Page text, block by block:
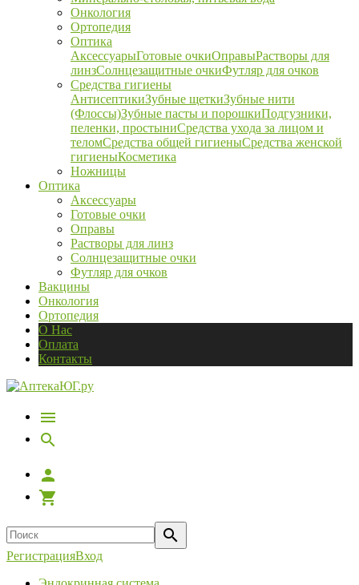
Онкология
Ортопедия
Оптика
АксессуарыГотовые очкиОправыРастворы для
линзСолнцезащитные очкиФутляр для очков
Средства гигиены
АнтисептикиЗубные щеткиЗубные нити
(Флоссы)Зубные пасты и порошкиПодгузники,
пеленки, простыниСредства ухода за лицом и
теломСредства общей гигиеныСредства женской
гигиеныКосметика
Ножницы
Оптика
Аксессуары
Готовые очки
Оправы
Растворы для линз
Солнцезащитные очки
Футляр для очков
Вакцины
Онкология
Ортопедия
О Нас
Оплата
Контакты
РегистрацияВход